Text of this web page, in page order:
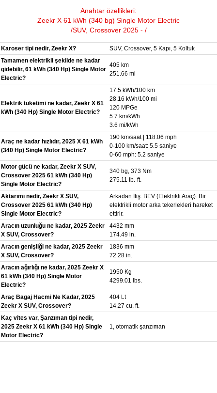
Anahtar özellikleri:
Zeekr X 61 kWh (340 bg) Single Motor Electric
/SUV, Crossover 2025 - /
Karoser tipi nedir, Zeekr X?
SUV, Crossover, 5 Kapı, 5 Koltuk
Tamamen elektrikli şekilde ne kadar
gidebilir, 61 kWh (340 Hp) Single Motor
Electric?
405 km
251.66 mi
Elektrik tüketimi ne kadar, Zeekr X 61
kWh (340 Hp) Single Motor Electric?
17.5 kWh/100 km
28.16 kWh/100 mi
120 MPGe
5.7 km/kWh
3.6 mi/kWh
Araç ne kadar hızlıdır, 2025 X 61 kWh
(340 Hp) Single Motor Electric?
190 km/saat | 118.06 mph
0-100 km/saat: 5.5 saniye
0-60 mph: 5.2 saniye
Motor gücü ne kadar, Zeekr X SUV,
Crossover 2025 61 kWh (340 Hp)
Single Motor Electric?
340 bg, 373 Nm
275.11 lb.-ft.
Aktarımı nedir, Zeekr X SUV,
Crossover 2025 61 kWh (340 Hp)
Single Motor Electric?
Arkadan İtiş. BEV (Elektrikli Araç). Bir
elektrikli motor arka tekerlekleri hareket
ettirir.
Aracın uzunluğu ne kadar, 2025 Zeekr
X SUV, Crossover?
4432 mm
174.49 in.
Aracın genişliği ne kadar, 2025 Zeekr
X SUV, Crossover?
1836 mm
72.28 in.
Aracın ağırlığı ne kadar, 2025 Zeekr X
61 kWh (340 Hp) Single Motor
Electric?
1950 Kg
4299.01 lbs.
Araç Bagaj Hacmi Ne Kadar, 2025
Zeekr X SUV, Crossover?
404 Lt
14.27 cu. ft.
Kaç vites var, Şanzıman tipi nedir,
2025 Zeekr X 61 kWh (340 Hp) Single
Motor Electric?
1, otomatik şanzıman